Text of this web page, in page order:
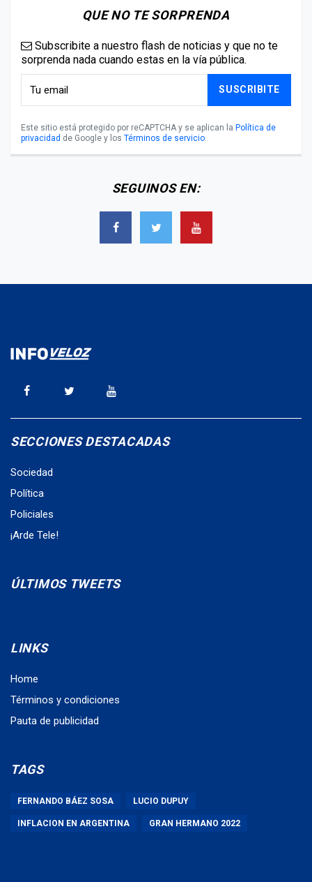
QUE NO TE SORPRENDA
Subscribite a nuestro flash de noticias y que no te
sorprenda nada cuando estas en la vía pública.
SUSCRIBITE
Este sitio está protegido por reCAPTCHA y se aplican la Política de
privacidad de Google y los Términos de servicio.
SEGUINOS EN:
SECCIONES DESTACADAS
Sociedad
Política
Policiales
¡Arde Tele!
ÚLTIMOS TWEETS
LINKS
Home
Términos y condiciones
Pauta de publicidad
TAGS
FERNANDO BÁEZ SOSA LUCIO DUPUY
INFLACION EN ARGENTINA GRAN HERMANO 2022